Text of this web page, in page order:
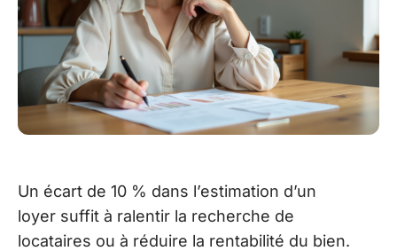
Un écart de 10 % dans l’estimation d’un
loyer suffit à ralentir la recherche de
locataires ou à réduire la rentabilité du bien.